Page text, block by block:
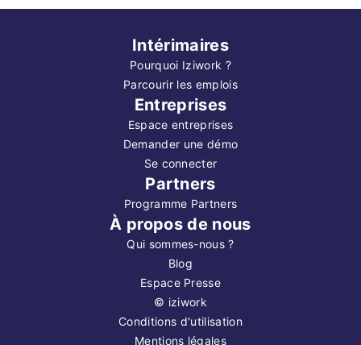
Intérimaires
Pourquoi Iziwork ?
Parcourir les emplois
Entreprises
Espace entreprises
Demander une démo
Se connecter
Partners
Programme Partners
À propos de nous
Qui sommes-nous ?
Blog
Espace Presse
© iziwork
Conditions d'utilisation
Mentions légales